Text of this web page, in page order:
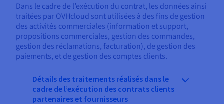
Dans le cadre de l’exécution du contrat, les données ainsi
traitées par OVHcloud sont utilisées à des fins de gestion
des activités commerciales (information et support,
propositions commerciales, gestion des commandes,
gestion des réclamations, facturation), de gestion des
paiements, et de gestion des comptes clients.
Détails des traitements réalisés dans le
cadre de l’exécution des contrats clients
partenaires et fournisseurs